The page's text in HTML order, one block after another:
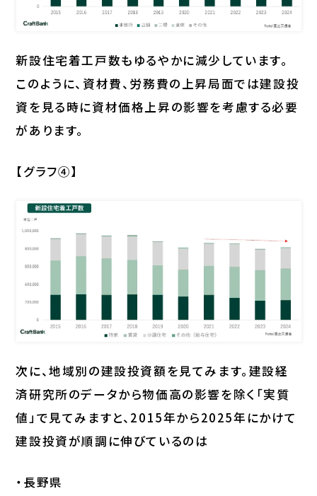
新設住宅着工戸数もゆるやかに減少しています。
このように、資材費、労務費の上昇局面では建設投
資を見る時に資材価格上昇の影響を考慮する必要
があります。
【グラフ④】
次に、地域別の建設投資額を見てみます。建設経
済研究所のデータから物価高の影響を除く「実質
値」で見てみますと、2015年から2025年にかけて
建設投資が順調に伸びているのは
・長野県